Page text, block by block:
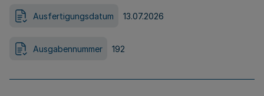
Ausfertigungsdatum 13.07.2026
Ausgabennummer 192